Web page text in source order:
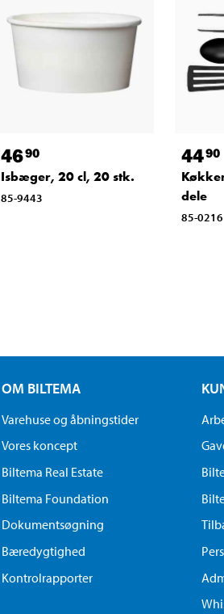
4690
Isbæger, 20 cl, 20 stk.
85-9443
4490
dele
85-0216
OM BILTEMA
Varehuse og åbningstider
Vores koncept
Biltema Real Estate
Biltema Foundation
Dokumentsøgning
Bæredygtighed
Kontrolrapporter